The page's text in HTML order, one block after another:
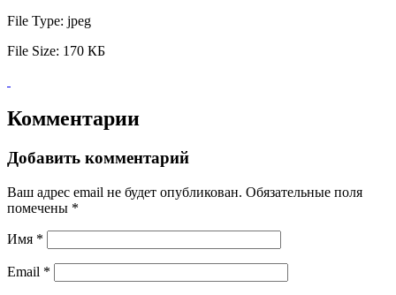
File Type: jpeg
File Size: 170 КБ
Комментарии
Добавить комментарий
Ваш адрес email не будет опубликован. Обязательные поля
помечены *
Имя *
Email *